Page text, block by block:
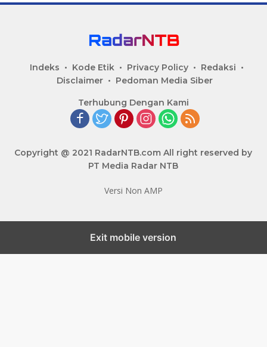
Indeks Kode Etik Privacy Policy
Redaksi
Disclaimer
Pedoman Media Siber
Terhubung Dengan Kami
Copyright @ 2021 RadarNTB.com All right reserved by
PT Media Radar NTB
Versi Non AMP
Exit mobile version